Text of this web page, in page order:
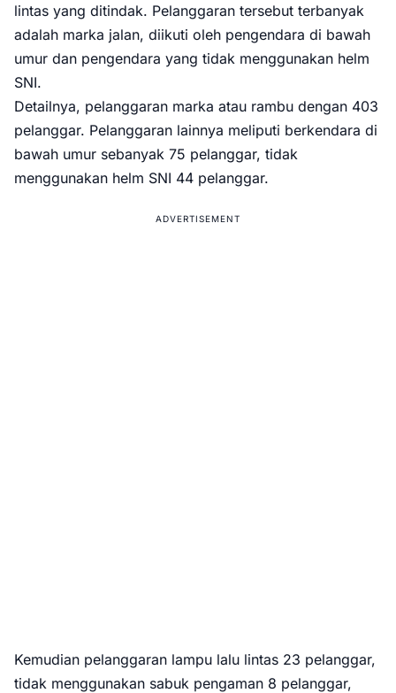
lintas yang ditindak. Pelanggaran tersebut terbanyak
adalah marka jalan, diikuti oleh pengendara di bawah
umur dan pengendara yang tidak menggunakan helm
SNI.
Detailnya, pelanggaran marka atau rambu dengan 403
pelanggar. Pelanggaran lainnya meliputi berkendara di
bawah umur sebanyak 75 pelanggar, tidak
menggunakan helm SNI 44 pelanggar.
ADVERTISEMENT
Kemudian pelanggaran lampu lalu lintas 23 pelanggar,
tidak menggunakan sabuk pengaman 8 pelanggar,